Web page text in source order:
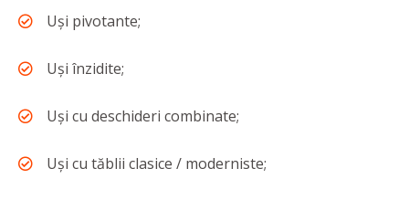
Uși pivotante;
Uși înzidite;
Uși cu deschideri combinate;
Uși cu tăblii clasice / moderniste;